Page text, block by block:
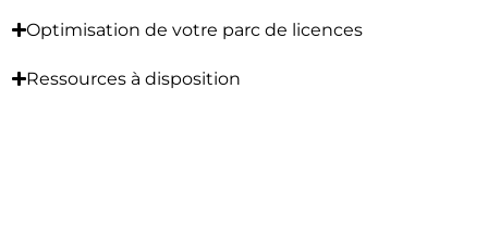
Optimisation de votre parc de licences
Ressources à disposition